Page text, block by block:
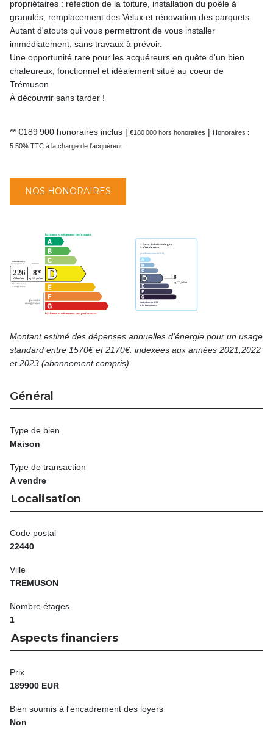
propriétaires : réfection de la toiture, installation du poêle à
granulés, remplacement des Velux et rénovation des parquets.
Autant d'atouts qui vous permettront de vous installer
immédiatement, sans travaux à prévoir.
Une opportunité rare pour les acquéreurs en quête d'un bien
chaleureux, fonctionnel et idéalement situé au coeur de
Trémuson.
À découvrir sans tarder !
** €189 900 honoraires inclus | €180 000 hors honoraires | Honoraires :
5.50% TTC à la charge de l'acquéreur
NOS HONORAIRES
Montant estimé des dépenses annuelles d'énergie pour un usage
standard entre 1570€ et 2170€. indexées aux années 2021,2022
et 2023 (abonnement compris).
Général
Type de bien
Maison
Type de transaction
A vendre
Localisation
Code postal
22440
Ville
TREMUSON
Nombre étages
1
Aspects financiers
Prix
189900 EUR
Bien soumis à l'encadrement des loyers
Non